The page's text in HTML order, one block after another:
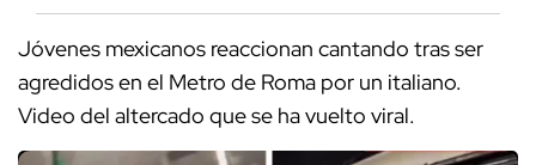
Jóvenes mexicanos reaccionan cantando tras ser
agredidos en el Metro de Roma por un italiano.
Video del altercado que se ha vuelto viral.